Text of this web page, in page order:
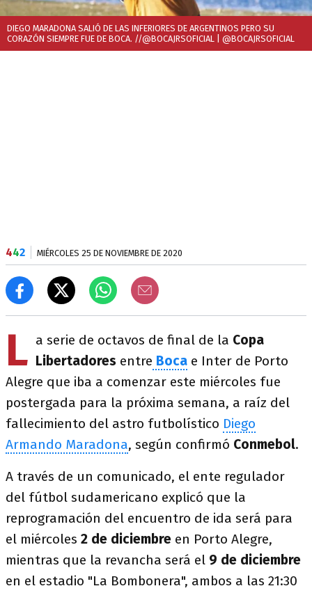
DIEGO MARADONA SALIÓ DE LAS INFERIORES DE ARGENTINOS PERO SU
CORAZÓN SIEMPRE FUE DE BOCA. //@BOCAJRSOFICIAL | @BOCAJRSOFICIAL
442 MIÉRCOLES 25 DE NOVIEMBRE DE 2020
L a serie de octavos de final de la Copa
Libertadores entre Boca e Inter de Porto
Alegre que iba a comenzar este miércoles fue
postergada para la próxima semana, a raíz del
fallecimiento del astro futbolístico Diego
Armando Maradona, según confirmó Conmebol.
A través de un comunicado, el ente regulador
del fútbol sudamericano explicó que la
reprogramación del encuentro de ida será para
el miércoles 2 de diciembre en Porto Alegre,
mientras que la revancha será el 9 de diciembre
en el estadio "La Bombonera", ambos a las 21:30